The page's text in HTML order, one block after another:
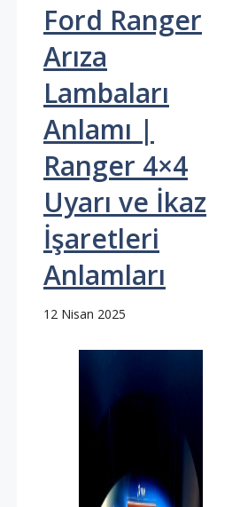
Ford Ranger
Arıza
Lambaları
Anlamı |
Ranger 4×4
Uyarı ve İkaz
İşaretleri
Anlamları
12 Nisan 2025